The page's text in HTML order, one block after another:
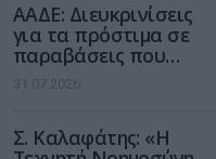
ΑΑΔΕ: Διευκρινίσεις
για τα πρόστιμα σε
παραβάσεις που
αφορούν τους ΦΗΜ
31.07.2026
Σ. Καλαφάτης: «Η